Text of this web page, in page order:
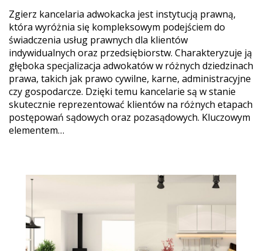
Zgierz kancelaria adwokacka jest instytucją prawną,
która wyróżnia się kompleksowym podejściem do
świadczenia usług prawnych dla klientów
indywidualnych oraz przedsiębiorstw. Charakteryzuje ją
głęboka specjalizacja adwokatów w różnych dziedzinach
prawa, takich jak prawo cywilne, karne, administracyjne
czy gospodarcze. Dzięki temu kancelarie są w stanie
skutecznie reprezentować klientów na różnych etapach
postępowań sądowych oraz pozasądowych. Kluczowym
elementem…